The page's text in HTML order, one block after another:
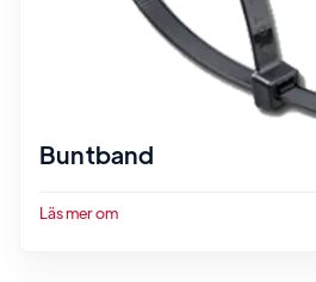
Buntband
Läs mer om